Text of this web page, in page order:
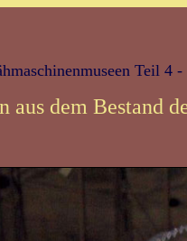
Teil
aus dem Bestand